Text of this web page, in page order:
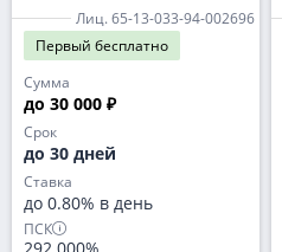
Лиц. 65-13-033-94-002696
Первый бесплатно
Сумма
до 30 000 ₽
Срок
до 30 дней
Ставка
до 0.80% в день
ПСК